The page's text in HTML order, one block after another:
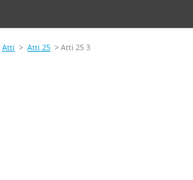
Atti > Atti 25 > Atti 25 3